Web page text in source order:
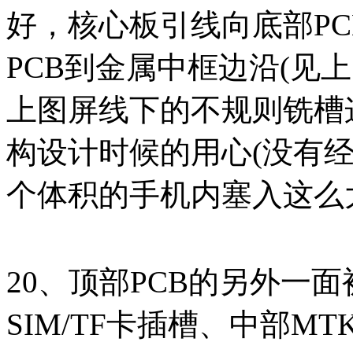
好，核心板引线向底部
PCB到金属中框边沿(见
上图屏线下的不规则铣
构设计时候的用心(没有
个体积的手机内塞入这
20、顶部PCB的另外一
SIM/TF卡插槽、中部